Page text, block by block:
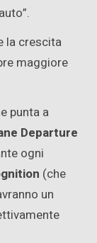
la crescita
maggiore
punta a
Departure
ogni
(che
un